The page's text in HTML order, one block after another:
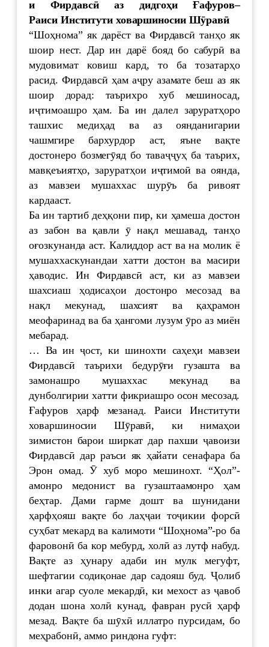
и
Фирдавсӣ аз дидгоҳи Ғафуров–
Раиси Институти ховаршиносии Шӯравӣ
“Шоҳнома” як дарёст ва Фирдавсӣ танҳо як
шоир нест. Дар ин дарё бояд бо сабурӣ ва
мудовимат ковиш кард, то ба тозатарҳо
расид. Фирдавсӣ ҳам аҷру азамате беш аз як
шоир дорад: таърихро хуб мешиносад,
иҷтимоашро ҳам. Ба ин далел заруратҳоро
ташхис медиҳад ва аз оянданигарии
чашмгире бархурдор аст, яъне вақте
достонеро бозмегӯяд бо таваҷҷуҳ ба таърих,
мавқеъиятҳо, заруратҳои иҷтимоӣ ва оянда,
аз мавзеи мушаххас шурӯъ ба ривоят
кардааст.
Ба ин тартиб деҳқони пир, ки ҳамеша достон
аз забон ва қавли ӯ нақл мешавад, танҳо
оғозкунанда аст. Калиддор аст ва на молик ё
мушаххаскунандаи хатти достон ва масири
ҳаводис. Ин Фирдавсӣ аст, ки аз мавзеи
шахсиаш ҳодисаҳои достонро месозад ва
нақл мекунад, шахсият ва қаҳрамон
меофаринад ва ба ҳангоми лузум ӯро аз миён
мебарад.
… Ва ин ҷост, ки шинохти саҳеҳи мавзеи
Фирдавсӣ таърихи бедурӯғи гузашта ва
замонашро мушаххас мекунад ва
дунболгирии хатти фикриашро осон месозад.
Ғафуров ҳарф мезанад. Раиси Институти
ховаршиносии Шӯравӣ, ки нимаҳои
зимистон барои ширкат дар пахши ҷавоизи
Фирдавсӣ дар раъси як ҳайати сенафара ба
Эрон омад. Ӯ хуб моро мешинохт. “Ҳол”-
амонро медонист ва гузаштаамонро ҳам
беҳтар. Дами гарме дошт ва шунидани
ҳарфҳояш вақте бо лаҳҷаи тоҷикии форсӣ
суҳбат мекард ва калимоти “Шоҳнома”-ро ба
фаровонӣ ба кор мебурд, холӣ аз лутф набуд.
Вақте аз ҳунару адаби ин мулк мегуфт,
шефтагии содиқонае дар садояш буд. Ҷолиб
инки агар суоле мекардӣ, ки мехост аз ҷавоб
додан шона холӣ кунад, фавран русӣ ҳарф
мезад. Вақте ба шӯхӣ иллатро пурсидам, бо
меҳрабонӣ, аммо риндона гуфт: